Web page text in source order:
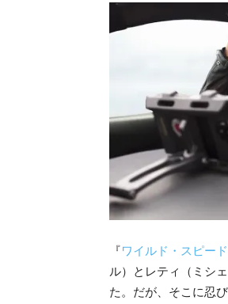
『ワイルド・スピー
ル）とレティ（ミシ
た。だが、そこに忍